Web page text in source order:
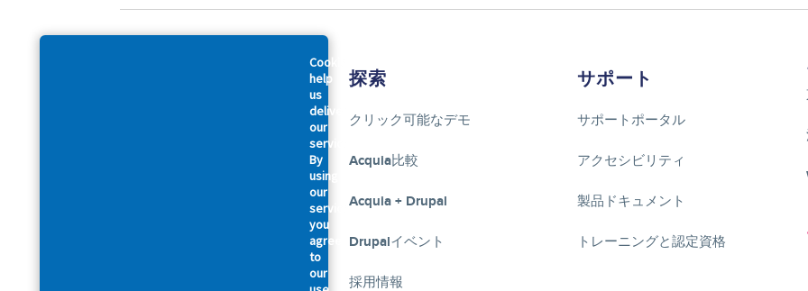
Cookies
help
us
deliver
our
services.
By
using
our
services,
you
agree
to
our
探索
クリック可能なデモ
Acquia比較
Acquia + Drupal
Drupalイベント
採用情報
サポート
サポートポータル
アクセシビリティ
製品ドキュメント
トレーニングと認定資格